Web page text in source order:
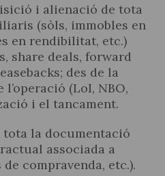
i alienació de tota
(sòls, immobles en
en rendibilitat, etc.)
share deals, forward
des de la
(LoI, NBO,
i el tancament.
tota la documentació
associada a
compravenda, etc.).